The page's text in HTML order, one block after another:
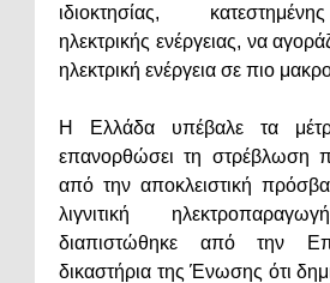
ιδιοκτησίας,
ηλεκτρικής ενέργειας, να
ηλεκτρική ενέργεια σε πιο
Η Ελλάδα υπέβαλε τα
επανορθώσει τη στρέβλωση
από την αποκλειστική
λιγνιτική
διαπιστώθηκε από την
δικαστήρια της Ένωσης ότι